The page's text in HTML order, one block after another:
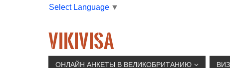
Select Language ▼
VIKIVISA
Г. МОСКВА, 2-Й СЫРОМЯТНИЧЕСКИЙ ПЕР., 11, М.
ОНЛАЙН АНКЕТЫ В ВЕЛИКОБРИТАНИЮ